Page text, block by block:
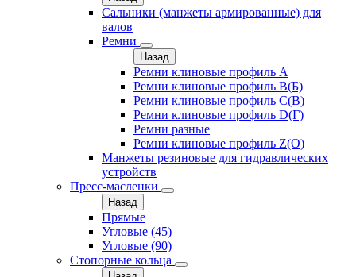
Сальники (манжеты армированные) для
валов
Ремни
Назад
Ремни клиновые профиль A
Ремни клиновые профиль B(Б)
Ремни клиновые профиль C(В)
Ремни клиновые профиль D(Г)
Ремни разные
Ремни клиновые профиль Z(О)
Манжеты резиновые для гидравлических
устройств
Пресс-масленки
Назад
Прямые
Угловые (45)
Угловые (90)
Стопорные кольца